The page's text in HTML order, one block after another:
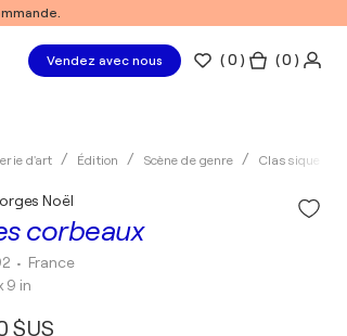
Vendez avec nous (0 ) ( 0 )
d'art Édition Scène de genre Classique
corbeaux
Noël
• France
9 in
$US